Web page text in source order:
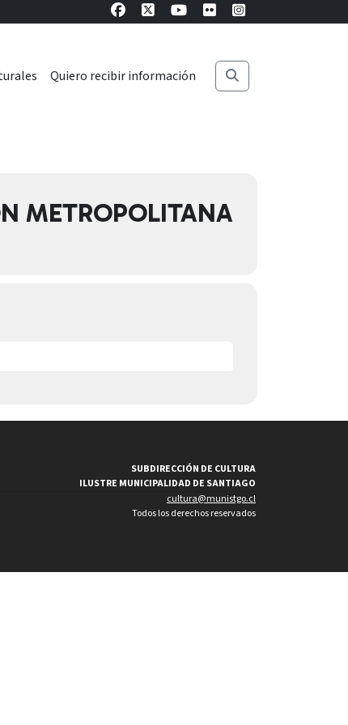
Quiero recibir información
METROPOLITANA
SUBDIRECCIÓN DE CULTURA
ILUSTRE MUNICIPALIDAD DE SANTIAGO
cultura@munistgo.cl
Todos los derechos reservados